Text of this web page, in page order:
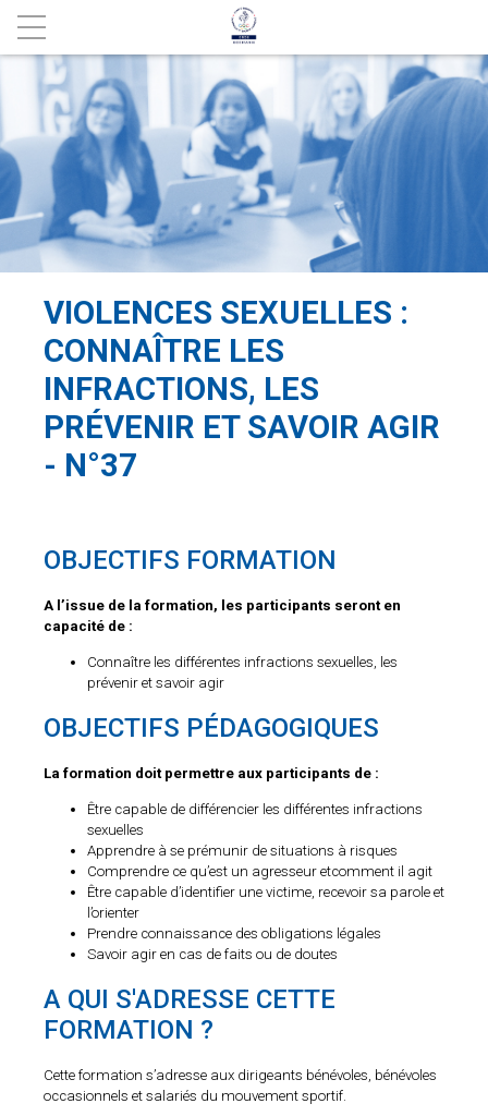
VIOLENCES SEXUELLES :
CONNAÎTRE LES
INFRACTIONS, LES
PRÉVENIR ET SAVOIR AGIR
- N°37
OBJECTIFS FORMATION
A l’issue de la formation, les participants seront en
capacité de :
Connaître les différentes infractions sexuelles, les
prévenir et savoir agir
OBJECTIFS PÉDAGOGIQUES
La formation doit permettre aux participants de :
Être capable de différencier les différentes infractions
sexuelles
Apprendre à se prémunir de situations à risques
Comprendre ce qu’est un agresseur etcomment il agit
Être capable d’identifier une victime, recevoir sa parole et
l’orienter
Prendre connaissance des obligations légales
Savoir agir en cas de faits ou de doutes
A QUI S'ADRESSE CETTE
FORMATION ?
Cette formation s’adresse aux dirigeants bénévoles, bénévoles
occasionnels et salariés du mouvement sportif.